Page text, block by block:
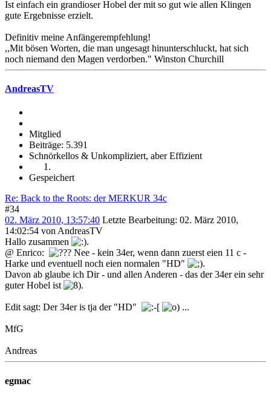
Ist einfach ein grandioser Hobel der mit so gut wie allen Klingen
gute Ergebnisse erzielt.
Definitiv meine Anfängerempfehlung!
,,Mit bösen Worten, die man ungesagt hinunterschluckt, hat sich
noch niemand den Magen verdorben." Winston Churchill
AndreasTV
Mitglied
Beiträge: 5.391
Schnörkellos & Unkompliziert, aber Effizient
Gespeichert
Re: Back to the Roots: der MERKUR 34c
#34
02. März 2010, 13:57:40 Letzte Bearbeitung: 02. März 2010,
14:02:54 von AndreasTV
Hallo zusammen
.
@ Enrico:
Nee - kein 34er, wenn dann zuerst eien 11 c -
Harke und eventuell noch eien normalen "HD"
.
Davon ab glaube ich Dir - und allen Anderen - das der 34er ein sehr
guter Hobel ist
.
Edit sagt: Der 34er is tja der "HD" ...
MfG
Andreas
egmac